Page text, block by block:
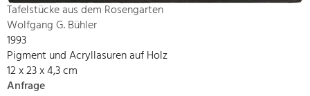
Tafelstücke aus dem Rosengarten
Wolfgang G. Bühler
1993
Pigment und Acryllasuren auf Holz
12 x 23 x 4,3 cm
Anfrage